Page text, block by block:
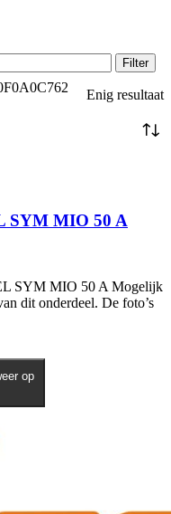
Filter
Enig resultaat
SYM MIO 50 A
SYM MIO 50 A Mogelijk
dit onderdeel. De foto’s
op